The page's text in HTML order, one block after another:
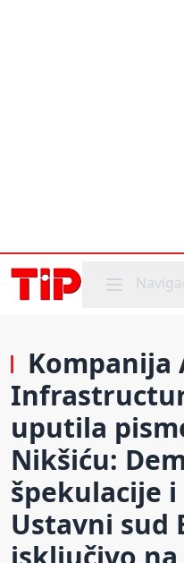
Mobile
Kompanija
uputila
Nikšiću:
špekulacije
Ustavni sud